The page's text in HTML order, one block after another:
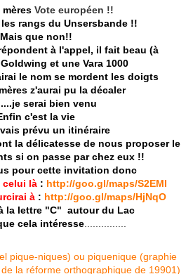
mères Vote européen !!
rangs du Unsersbande !!
Mais que non!!
à l'appel, il fait beau (à
et une Vara 1000
le nom se mordent les doigts
z'aurai pu la décaler
serai bien venu
c'est la vie
prévu un itinéraire
la délicatesse de nous proposer le
si on passe par chez eux !!
pour cette invitation donc
celui là: http://goo.gl/maps/S2EMl
à : http://goo.gl/maps/HjNqO
la lettre "C" autour du Lac
cela intéresse